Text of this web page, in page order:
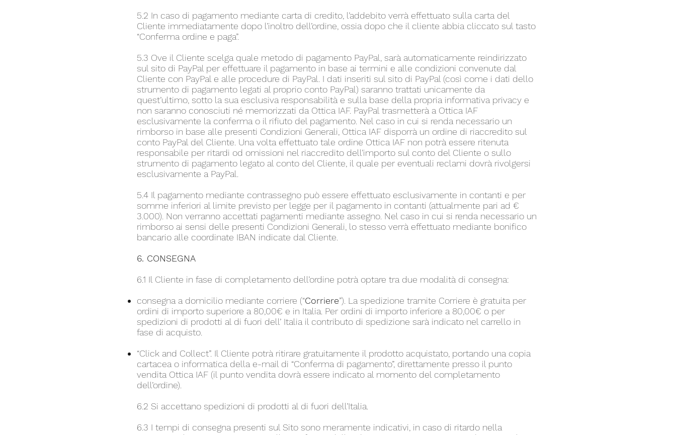
5.2 In caso di pagamento mediante carta di credito, l’addebito verrà effettuato sulla carta del
Cliente immediatamente dopo l’inoltro dell’ordine, ossia dopo che il cliente abbia cliccato sul tasto
“Conferma ordine e paga”.
5.3 Ove il Cliente scelga quale metodo di pagamento PayPal, sarà automaticamente reindirizzato
sul sito di PayPal per effettuare il pagamento in base ai termini e alle condizioni convenute dal
Cliente con PayPal e alle procedure di PayPal. I dati inseriti sul sito di PayPal (così come i dati dello
strumento di pagamento legati al proprio conto PayPal) saranno trattati unicamente da
quest’ultimo, sotto la sua esclusiva responsabilità e sulla base della propria informativa privacy e
non saranno conosciuti né memorizzati da Ottica IAF. PayPal trasmetterà a Ottica IAF
esclusivamente la conferma o il rifiuto del pagamento. Nel caso in cui si renda necessario un
rimborso in base alle presenti Condizioni Generali, Ottica IAF disporrà un ordine di riaccredito sul
conto PayPal del Cliente. Una volta effettuato tale ordine Ottica IAF non potrà essere ritenuta
responsabile per ritardi od omissioni nel riaccredito dell’importo sul conto del Cliente o sullo
strumento di pagamento legato al conto del Cliente, il quale per eventuali reclami dovrà rivolgersi
esclusivamente a PayPal.
5.4 Il pagamento mediante contrassegno può essere effettuato esclusivamente in contanti e per
somme inferiori al limite previsto per legge per il pagamento in contanti (attualmente pari ad €
3.000). Non verranno accettati pagamenti mediante assegno. Nel caso in cui si renda necessario un
rimborso ai sensi delle presenti Condizioni Generali, lo stesso verrà effettuato mediante bonifico
bancario alle coordinate IBAN indicate dal Cliente.
6. CONSEGNA
6.1 Il Cliente in fase di completamento dell’ordine potrà optare tra due modalità di consegna:
consegna a domicilio mediante corriere (“Corriere”). La spedizione tramite Corriere è gratuita per
ordini di importo superiore a 80,00€ e in Italia. Per ordini di importo inferiore a 80,00€ o per
spedizioni di prodotti al di fuori dell’ Italia il contributo di spedizione sarà indicato nel carrello in
fase di acquisto.
“Click and Collect”. Il Cliente potrà ritirare gratuitamente il prodotto acquistato, portando una copia
cartacea o informatica della e-mail di “Conferma di pagamento”, direttamente presso il punto
vendita Ottica IAF (il punto vendita dovrà essere indicato al momento del completamento
dell’ordine).
6.2 Si accettano spedizioni di prodotti al di fuori dell’Italia.
6.3 I tempi di consegna presenti sul Sito sono meramente indicativi, in caso di ritardo nella